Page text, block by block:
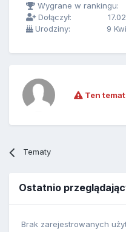
Wygrane w rankingu:
Dołączył:
Urodziny:
9
Ten
Tematy
Ostatnio
Brak zarejestrowanych